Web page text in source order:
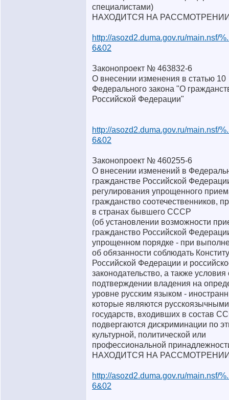
специалистами)
НАХОДИТСЯ НА
http://asozd2.duma.gov.ru/main.nsf/
6&02
Законопроект № 463832-6
О внесении изменения в статью 10
Федерального закона "О
Российской Федерации"
http://asozd2.duma.gov.ru/main.nsf/
6&02
Законопроект № 460255-6
О внесении изменений в
гражданстве Российской
регулирования упрощенного
гражданство соотечественников,
в странах бывшего СССР
(об установлении возможности
гражданство Российской
упрощенном порядке - при
об обязанности соблюдать
Российской Федерации и
законодательство, а также условия
подтверждении владения на
уровне русским языком -
которые являются
государств, входивших в состав
подвергаются дискриминации по
культурной, политической или
профессиональной
НАХОДИТСЯ НА
http://asozd2.duma.gov.ru/main.nsf/
6&02